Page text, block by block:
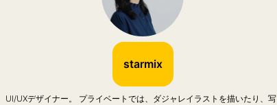
starmix
UI/UXデザイナー。 プライベートでは、ダジャレイラストを描いたり、写